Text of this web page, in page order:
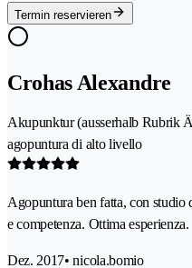
Termin reservieren
Crohas Alexandre
Akupunktur (ausserhalb Rubrik
agopuntura di alto livello
Agopuntura ben fatta, con studio
e competenza. Ottima esperienza.
Dez. 2017• nicola.bomio